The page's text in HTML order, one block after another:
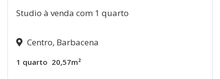
Studio à venda com 1 quarto
Centro, Barbacena
1 quarto 20,57m²